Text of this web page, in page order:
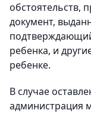
обстоятельств,
документ,
ребенка, и
ребенке.
В случае
администрация